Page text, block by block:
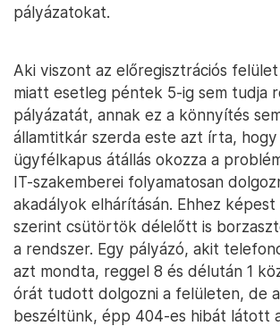
pályázatokat.
Aki viszont az előregisztrációs
miatt esetleg péntek 5-ig sem tudja
pályázatát, annak ez a könnyítés
államtitkár szerda este azt írta, hogy
ügyfélkapus átállás okozza a
IT-szakemberei folyamatosan
akadályok elhárításán. Ehhez
szerint csütörtök délelőtt is
a rendszer. Egy pályázó, akit
azt mondta, reggel 8 és délután 1
órát tudott dolgozni a felületen, de
beszéltünk, épp 404-es hibát látott